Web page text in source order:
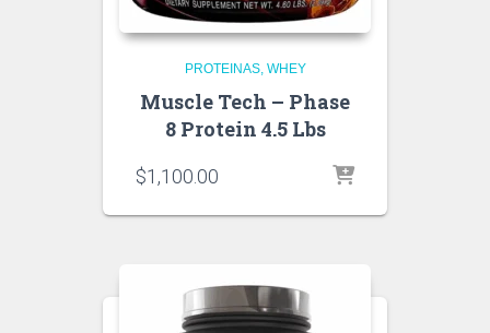
PROTEINAS WHEY
Muscle Tech – Phase
8 Protein 4.5 Lbs
$1,100.00